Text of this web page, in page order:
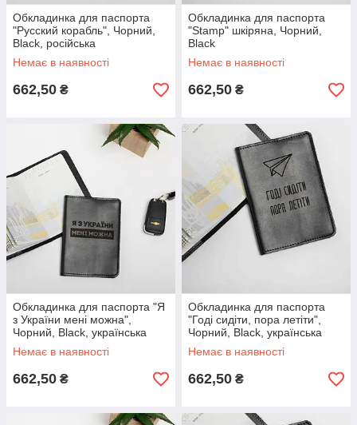
Обкладинка для паспорта
"Русский корабль", Чорний,
Black, російська
Немає в наявності
662,50 ₴
Обкладинка для паспорта
"Stamp" шкіряна, Чорний,
Black
Немає в наявності
662,50 ₴
Обкладинка для паспорта "Я
з України мені можна",
Чорний, Black, українська
Немає в наявності
662,50 ₴
Обкладинка для паспорта
"Годі сидіти, пора летіти",
Чорний, Black, українська
Немає в наявності
662,50 ₴